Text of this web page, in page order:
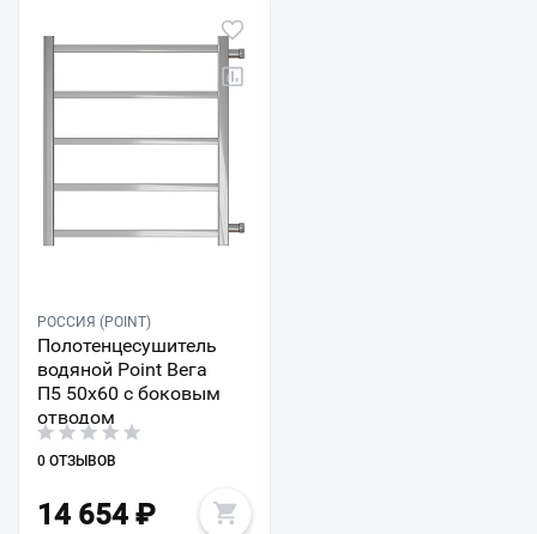
РОССИЯ (POINT)
Полотенцесушитель
водяной Point Вега
П5 50x60 с боковым
отводом
0 ОТЗЫВОВ
14 654 ₽